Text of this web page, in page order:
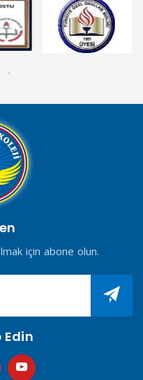
için abone olun.
Edin